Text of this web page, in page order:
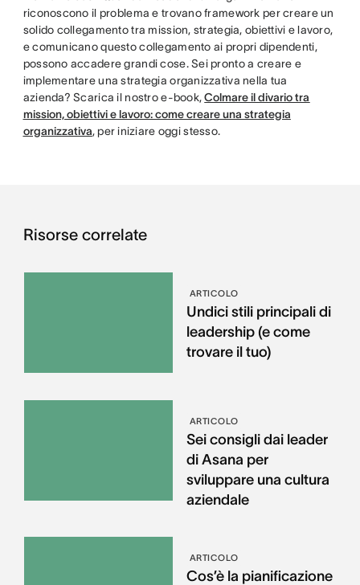
riconoscono il problema e trovano framework per creare un
solido collegamento tra mission, strategia, obiettivi e lavoro,
e comunicano questo collegamento ai propri dipendenti,
possono accadere grandi cose. Sei pronto a creare e
implementare una strategia organizzativa nella tua
azienda? Scarica il nostro e-book,Colmare il divario tra
mission, obiettivi e lavoro: come creare una strategia
organizzativa, per iniziare oggi stesso.
Risorse correlate
ARTICOLO
Undici stili principali di
leadership (e come
trovare il tuo)
ARTICOLO
Sei consigli dai leader
di Asana per
sviluppare una cultura
aziendale
ARTICOLO
Cos’è la pianificazione